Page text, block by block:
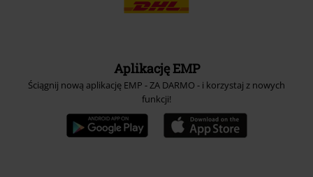
Aplikację EMP
Ściągnij nową aplikację EMP - ZA DARMO - i korzystaj z nowych
funkcji!